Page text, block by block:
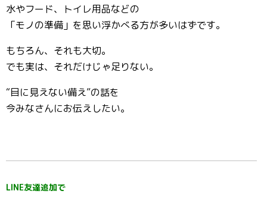
水やフード、トイレ用品などの
「モノの準備」を思い浮かべる方が多いはずです。
もちろん、それも大切。
でも実は、それだけじゃ足りない。
“目に見えない備え”の話を
今みなさんにお伝えしたい。
LINE友達追加で